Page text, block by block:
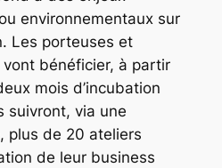
environnementaux sur
Les porteuses et
bénéficier, à partir
mois d’incubation
suivront, via une
plus de 20 ateliers
de leur business